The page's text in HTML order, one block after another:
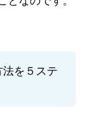
を５ステ